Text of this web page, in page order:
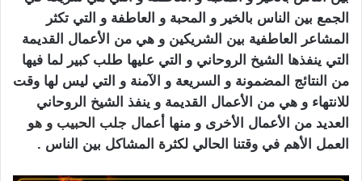
الجمع بين الناس بالخير و المحبة و العاطفة و التي تكثر
المشاعر العاطفية بين الشريكين و هي من الأعمال القديمة
التي ينفذها الشيخ الروحاني و التي عليها طلب كبير لما فيها
من النتائج المضمونة و السريعة و الآمنة و التي ليس لها وقت
للانتهاء و هي من الأعمال القديمة و ينفذ الشيخ الروحاني
العديد من الأعمال الأخرى و منها أعمال جلب الحبيب و هو
العمل الأهم في وقتنا الحالي لكثرة المشاكل بين الناس .